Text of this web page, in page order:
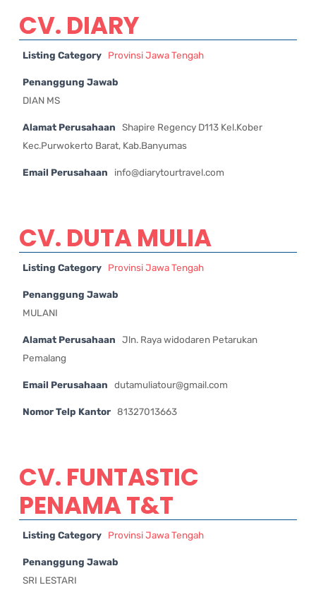
CV. DIARY
Listing Category Provinsi Jawa Tengah
Penanggung Jawab
DIAN MS
Alamat Perusahaan
Shapire Regency D113 Kel.Kober
Kec.Purwokerto Barat, Kab.Banyumas
Email Perusahaan info@diarytourtravel.com
CV. DUTA MULIA
Listing Category Provinsi Jawa Tengah
Penanggung Jawab
MULANI
Alamat Perusahaan
Jln. Raya widodaren Petarukan
Pemalang
Email Perusahaan dutamuliatour@gmail.com
Nomor Telp Kantor 81327013663
CV. FUNTASTIC
PENAMA T&T
Listing Category Provinsi Jawa Tengah
Penanggung Jawab
SRI LESTARI